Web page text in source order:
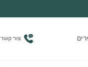
צור קשר